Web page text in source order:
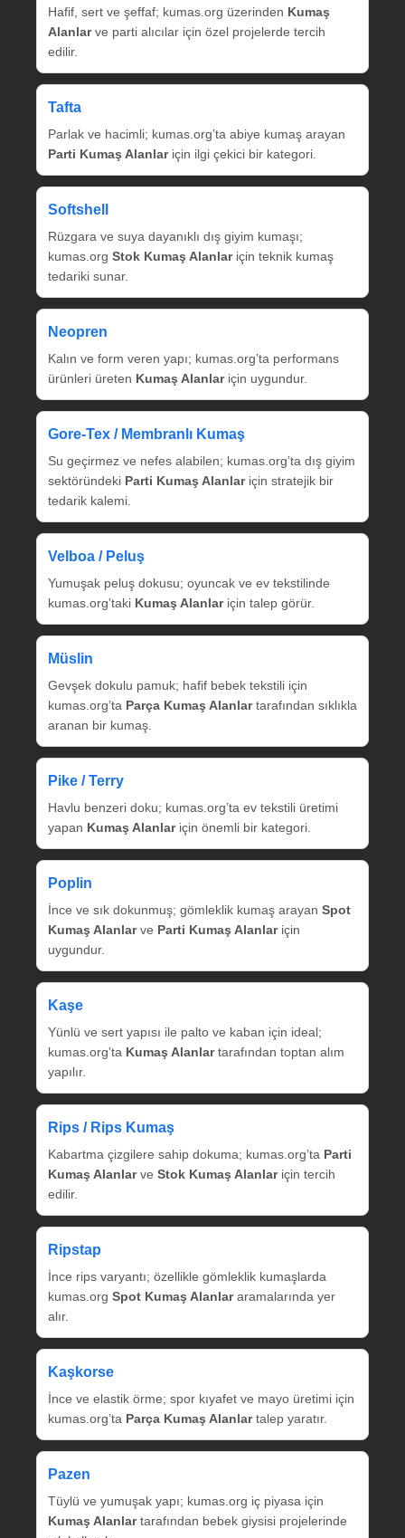
Hafif, sert ve şeffaf; kumas.org üzerinden Kumaş
Alanlarve parti alıcılar için özel projelerde tercih
edilir.
Tafta
Parlak ve hacimli; kumas.org’ta abiye kumaş arayan
Parti Kumaş Alanlariçin ilgi çekici bir kategori.
Softshell
Rüzgara ve suya dayanıklı dış giyim kumaşı;
kumas.org Stok Kumaş Alanlariçin teknik kumaş
tedariki sunar.
Neopren
Kalın ve form veren yapı; kumas.org’ta performans
ürünleri üreten Kumaş Alanlariçin uygundur.
Gore‑Tex / Membranlı Kumaş
Su geçirmez ve nefes alabilen; kumas.org’ta dış giyim
sektöründeki Parti Kumaş Alanlariçin stratejik bir
tedarik kalemi.
Velboa / Peluş
Yumuşak peluş dokusu; oyuncak ve ev tekstilinde
kumas.org’taki Kumaş Alanlariçin talep görür.
Müslin
Gevşek dokulu pamuk; hafif bebek tekstili için
kumas.org’ta Parça Kumaş Alanlartarafından sıklıkla
aranan bir kumaş.
Pike / Terry
Havlu benzeri doku; kumas.org’ta ev tekstili üretimi
yapan Kumaş Alanlariçin önemli bir kategori.
Poplin
İnce ve sık dokunmuş; gömleklik kumaş arayan Spot
Kumaş Alanlarve Parti Kumaş Alanlariçin
uygundur.
Kaşe
Yünlü ve sert yapısı ile palto ve kaban için ideal;
kumas.org’ta Kumaş Alanlartarafından toptan alım
yapılır.
Rips / Rips Kumaş
Kabartma çizgilere sahip dokuma; kumas.org’ta Parti
Kumaş Alanlarve Stok Kumaş Alanlariçin tercih
edilir.
Ripstap
İnce rips varyantı; özellikle gömleklik kumaşlarda
kumas.org Spot Kumaş Alanlararamalarında yer
alır.
Kaşkorse
İnce ve elastik örme; spor kıyafet ve mayo üretimi için
kumas.org’ta Parça Kumaş Alanlartalep yaratır.
Pazen
Tüylü ve yumuşak yapı; kumas.org iç piyasa için
Kumaş Alanlartarafından bebek giysisi projelerinde